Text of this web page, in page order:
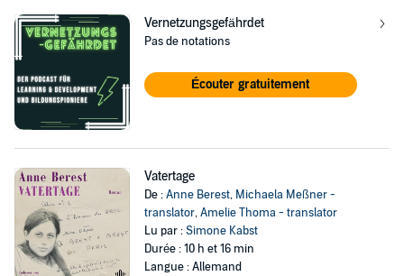
Vernetzungsgefährdet
Pas de notations
Écouter gratuitement
Vatertage
De :Anne Berest, Michaela Meßner -
translator,Amelie Thoma - translator
Lu par :Simone Kabst
Durée : 10 h et 16 min
Langue : Allemand